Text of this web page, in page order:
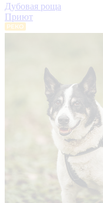
Дубовая роща
Приют